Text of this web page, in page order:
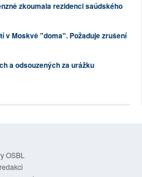
zkoumala rezidenci saúdského
v Moskvě "doma". Požaduje zrušení
a odsouzených za urážku
OSBL